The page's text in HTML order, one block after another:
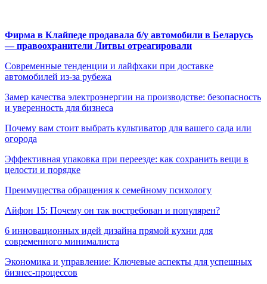
Фирма в Клайпеде продавала б/у автомобили в Беларусь
— правоохранители Литвы отреагировали
Современные тенденции и лайфхаки при доставке
автомобилей из-за рубежа
Замер качества электроэнергии на производстве: безопасность
и уверенность для бизнеса
Почему вам стоит выбрать культиватор для вашего сада или
огорода
Эффективная упаковка при переезде: как сохранить вещи в
целости и порядке
Преимущества обращения к семейному психологу
Айфон 15: Почему он так востребован и популярен?
6 инновационных идей дизайна прямой кухни для
современного минималиста
Экономика и управление: Ключевые аспекты для успешных
бизнес-процессов